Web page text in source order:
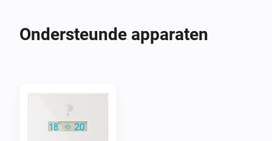
Ondersteunde apparaten